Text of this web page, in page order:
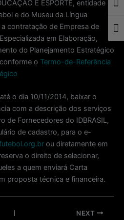
E ESPORTE, entidade
e do Museu da Língua
contratação de Empresa de
em Elaboração,
do Planejamento Estratégico
o Termo-de-Referência
o dia 10/11/2014, baixar o
com a descrição dos serviços
de Fornecedores do IDBRASIL,
de cadastro, para o e-
ou diretamente em
o direito de selecionar,
a quem enviará Carta
proposta técnica e financeira.
NEXT